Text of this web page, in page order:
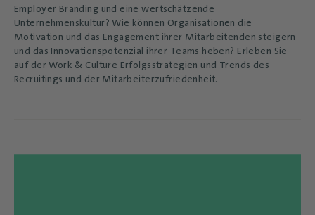
Employer Branding und eine wertschätzende
Unternehmenskultur? Wie können Organisationen die
Motivation und das Engagement ihrer Mitarbeitenden steigern
und das Innovationspotenzial ihrer Teams heben? Erleben Sie
auf der Work & Culture Erfolgsstrategien und Trends des
Recruitings und der Mitarbeiterzufriedenheit.